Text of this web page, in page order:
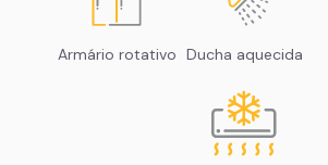
Armário rotativo Ducha aquecida